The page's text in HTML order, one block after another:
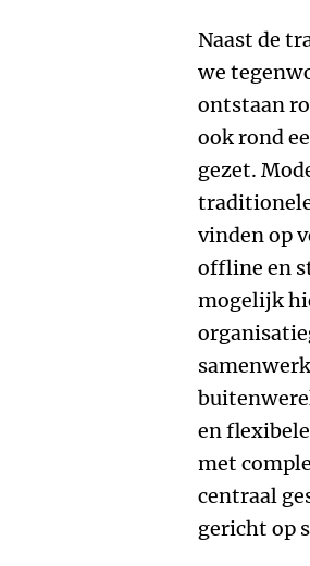
Naast de
we
ontstaan
ook rond
gezet.
vinden op
offline en
mogelijk
en
met
centraal
gericht op